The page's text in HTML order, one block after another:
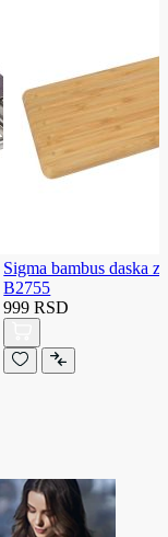
Sigma bambus daska
B2755
999 RSD